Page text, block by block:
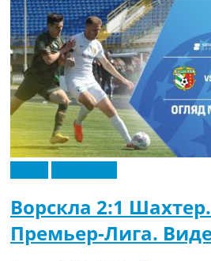
Ворскла 2:1
Премьер-Лига.